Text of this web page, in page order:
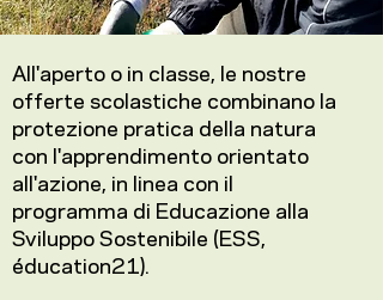
All'aperto o in classe, le nostre
offerte scolastiche combinano la
protezione pratica della natura
con l'apprendimento orientato
all'azione, in linea con il
programma di Educazione alla
Sviluppo Sostenibile (ESS,
éducation21).